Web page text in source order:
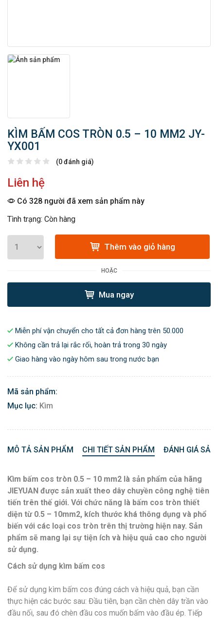
KÌM BẤM COS TRÒN 0.5 – 10 MM2 JY-
YX001
(0 đánh giá)
Liên hệ
Có 328 người đã xem sản phẩm này
Tình trạng: Còn hàng
Thêm vào giỏ hàng
HOẶC
Mua ngay
Miễn phí vận chuyển cho tất cả đơn hàng trên 50.000
Không cần trả lại rắc rối, hoàn trả trong 30 ngày
Giao hàng vào ngày hôm sau trong nước bạn
Mã sản phẩm:
Mục lục: Kìm
MÔ TẢ SẢN PHẨM CHI TIẾT SẢN PHẨM ĐÁNH GIÁ
Kìm bấm cos tròn 0.5 – 10 mm2 là sản phẩm của hãng
JIEYUAN được sản xuất theo dây chuyền công nghệ tiên
tiến trên thế giới. Với chức năng là bấm cos tròn thiết
diện từ 0.5 – 10mm2, kích thước khá thông dụng và phổ
biến với các loại cos tròn trên thị trường hiện nay. Sản
phẩm sẽ mang lại sự tiện ích và hiệu quả cao cho người
sử dụng.
Cách sử dụng kìm bấm cos
Để sử dụng kìm bấm cos đúng cách và hiệu quả, bạn cần
thực hiện các bước sau: Đầu tiên, bạn cần chèn dây trần vào
đầu nối, sau đó chèn đầu cos muốn bấm vào đầu ép. Tiếp